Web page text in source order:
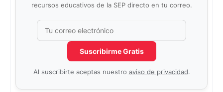
recursos educativos de la SEP directo en tu correo.
No completar este campo
Suscribirme Gratis
Al suscribirte aceptas nuestro aviso de privacidad.